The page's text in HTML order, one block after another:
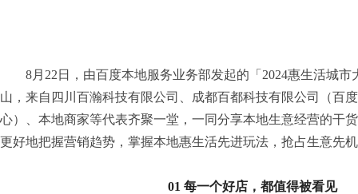
8月22日，由百度本地服务业务部发起的「2024惠生活城
山，来自四川百瀚科技有限公司、成都百都科技有限公司（百
心）、本地商家等代表齐聚一堂，一同分享本地生意经营的干
更好地把握营销趋势，掌握本地惠生活先进玩法，抢占生意先
01 每一个好店，都值得被看见